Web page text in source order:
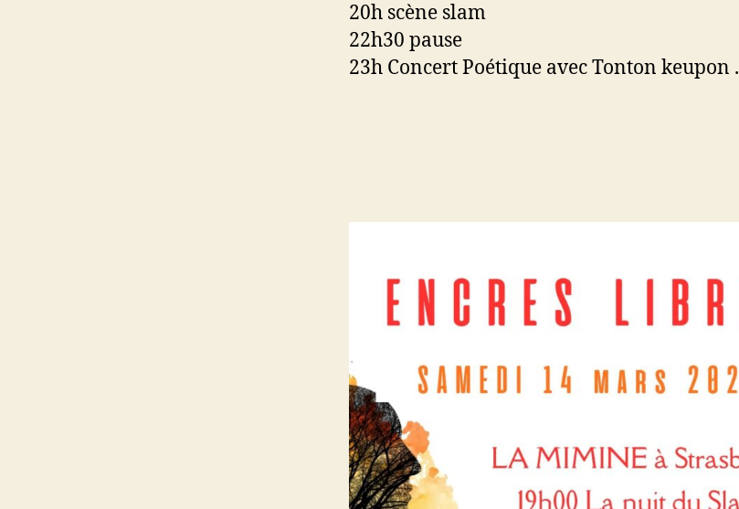
20h scène slam
22h30 pause
23h Concert Poétique avec Tonton keupon .